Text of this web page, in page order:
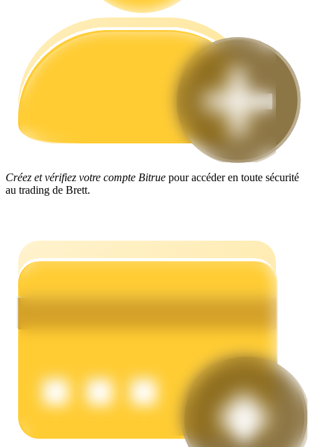
Apprenez à rester rentable
Gagner
Cochon de puissance
Gagnez quotidiennement des récompenses compétitives
Créez et vérifiez votre compte Bitrue pour accéder en toute sécurité
au trading de Brett.